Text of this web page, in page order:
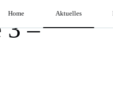
Home Aktuelles
3 –